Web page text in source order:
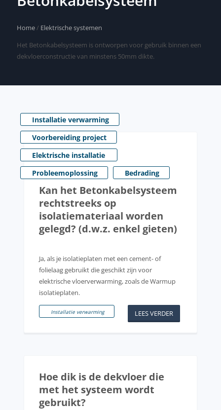
Home / Elektrische systemen
Het Betonkabelsysteem is ontworpen voor gebruik binnen een
dekvloerconstructie van minstens 50mm dikte.
Installatie verwarming
Voorbereiding project
Elektrische installatie
Probleemoplossing
Bedrading
Kan het Betonkabelsysteem
rechtstreeks op
isolatiemateriaal worden
gelegd? (d.w.z. enkel gieten)
Ja, als je isolatieplaten met een cement- of
folielaag gebruikt die geschikt zijn voor
elektrische vloerverwarming, zoals de Warmup
isolatieplaten.
LEES VERDER
Installatie verwarming
Hoe dik is de dekvloer die
met het systeem wordt
gebruikt?